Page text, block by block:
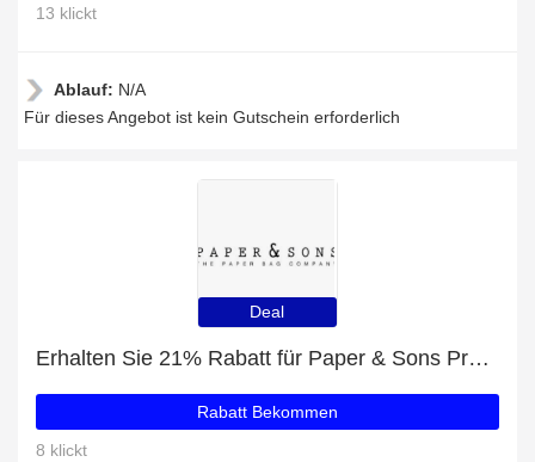
13 klickt
Ablauf: N/A
Für dieses Angebot ist kein Gutschein erforderlich
Deal
Erhalten Sie 21% Rabatt für Paper & Sons Produkte
Rabatt Bekommen
8 klickt